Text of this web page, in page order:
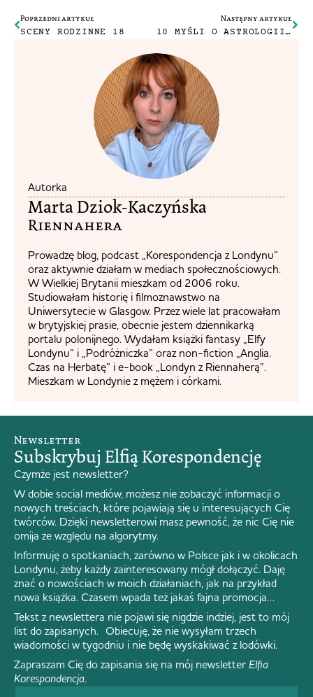
Poprzedni artykuł
SCENY RODZINNE 18
Następny artykuł
10 MYŚLI O ASTROLOGII I INNYCH TAROTACH
Autorka
Marta Dziok-Kaczyńska
Riennahera​
Prowadzę blog, podcast „Korespondencja z Londynu”
oraz aktywnie działam w mediach społecznościowych.
W Wielkiej Brytanii mieszkam od 2006 roku.
Studiowałam historię i filmoznawstwo na
Uniwersytecie w Glasgow. Przez wiele lat pracowałam
w brytyjskiej prasie, obecnie jestem dziennikarką
portalu polonijnego. Wydałam książki fantasy „Elfy
Londynu” i „Podróżniczka” oraz non-fiction „Anglia.
Czas na Herbatę” i e-book „Londyn z Riennaherą”.
Mieszkam w Londynie z mężem i córkami.
Newsletter
Subskrybuj Elfią Korespondencję
Czymże jest newsletter?
W dobie social mediów, możesz nie zobaczyć informacji o
nowych treściach, które pojawiają się u interesujących Cię
twórców. Dzięki newsletterowi masz pewność, że nic Cię nie
omija ze względu na algorytmy.
Informuję o spotkaniach, zarówno w Polsce jak i w okolicach
Londynu, żeby każdy zainteresowany mógł dołączyć. Daję
znać o nowościach w moich działaniach, jak na przykład
nowa książka. Czasem wpada też jakaś fajna promocja…
Tekst z newslettera nie pojawi się nigdzie indziej, jest to mój
list do zapisanych. Obiecuję, że nie wysyłam trzech
wiadomości w tygodniu i nie będę wyskakiwać z lodówki.
Zapraszam Cię do zapisania się na mój newsletter Elfia
Korespondencja.